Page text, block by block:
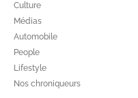
Culture
Médias
Automobile
People
Lifestyle
Nos chroniqueurs